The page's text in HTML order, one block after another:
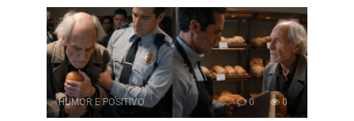
HUMOR E POSITIVO 0 0